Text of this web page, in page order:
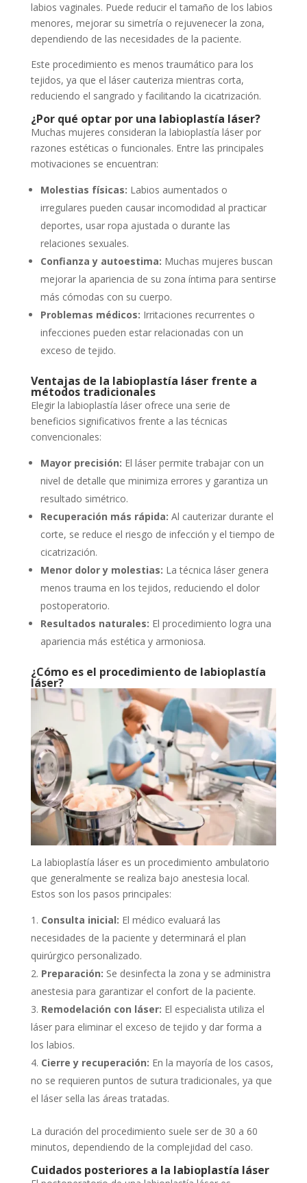
labios vaginales. Puede reducir el tamaño de los labios
menores, mejorar su simetría o rejuvenecer la zona,
dependiendo de las necesidades de la paciente.
Este procedimiento es menos traumático para los
tejidos, ya que el láser cauteriza mientras corta,
reduciendo el sangrado y facilitando la cicatrización.
¿Por qué optar por una labioplastía láser?
Muchas mujeres consideran la labioplastía láser por
razones estéticas o funcionales. Entre las principales
motivaciones se encuentran:
Molestias físicas: Labios aumentados o
irregulares pueden causar incomodidad al practicar
deportes, usar ropa ajustada o durante las
relaciones sexuales.
Confianza y autoestima: Muchas mujeres buscan
mejorar la apariencia de su zona íntima para sentirse
más cómodas con su cuerpo.
Problemas médicos: Irritaciones recurrentes o
infecciones pueden estar relacionadas con un
exceso de tejido.
Ventajas de la labioplastía láser frente a
métodos tradicionales
Elegir la labioplastía láser ofrece una serie de
beneficios significativos frente a las técnicas
convencionales:
Mayor precisión: El láser permite trabajar con un
nivel de detalle que minimiza errores y garantiza un
resultado simétrico.
Recuperación más rápida: Al cauterizar durante el
corte, se reduce el riesgo de infección y el tiempo de
cicatrización.
Menor dolor y molestias: La técnica láser genera
menos trauma en los tejidos, reduciendo el dolor
postoperatorio.
Resultados naturales: El procedimiento logra una
apariencia más estética y armoniosa.
¿Cómo es el procedimiento de labioplastía
láser?
La labioplastía láser es un procedimiento ambulatorio
que generalmente se realiza bajo anestesia local.
Estos son los pasos principales:
Consulta inicial: El médico evaluará las
necesidades de la paciente y determinará el plan
quirúrgico personalizado.
Preparación: Se desinfecta la zona y se administra
anestesia para garantizar el confort de la paciente.
Remodelación con láser: El especialista utiliza el
láser para eliminar el exceso de tejido y dar forma a
los labios.
Cierre y recuperación: En la mayoría de los casos,
no se requieren puntos de sutura tradicionales, ya que
el láser sella las áreas tratadas.
La duración del procedimiento suele ser de 30 a 60
minutos, dependiendo de la complejidad del caso.
Cuidados posteriores a la labioplastía láser